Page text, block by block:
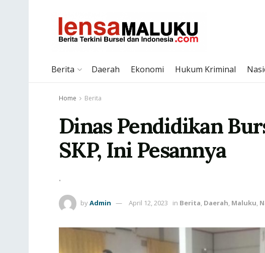
Berita Daerah Ekonomi Hukum Kriminal
Home Berita
Dinas Pendidikan
SKP, Ini Pesannya
.
byAdmin April 12, 2023 in Berita, Daerah, Maluku,